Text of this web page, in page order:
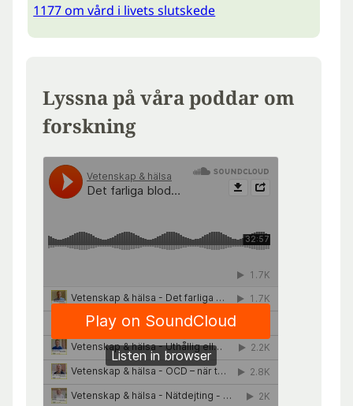
1177 om vård i livets slutskede
Lyssna på våra poddar om
forskning